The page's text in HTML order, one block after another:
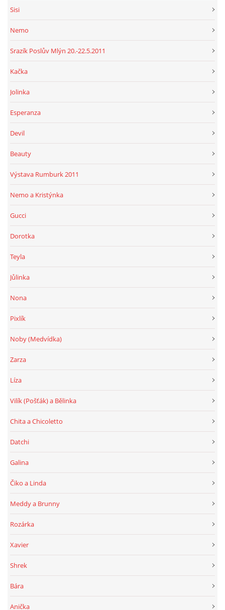
Sisi
Nemo
Srazík Poslův Mlýn 20.-22.5.2011
Kačka
Jolinka
Esperanza
Devil
Beauty
Výstava Rumburk 2011
Nemo a Kristýnka
Gucci
Dorotka
Teyla
Jůlinka
Nona
Pixlík
Noby (Medvídka)
Zarza
Líza
Vilík (Pošťák) a Bělinka
Chita a Chicoletto
Datchi
Galina
Čiko a Linda
Meddy a Brunny
Rozárka
Xavier
Shrek
Bára
Anička